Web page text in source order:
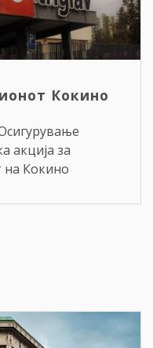
Кокино
акција за
Кокино